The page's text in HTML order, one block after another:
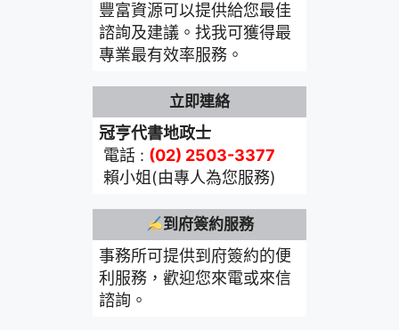
豐富資源可以提供給您最佳
諮詢及建議。找我可獲得最
專業最有效率服務。
立即連絡
冠亨代書地政士
電話 : (02) 2503-3377
賴小姐(由專人為您服務)
到府簽約服務
事務所可提供到府簽約的便
利服務，歡迎您來電或來信
諮詢。